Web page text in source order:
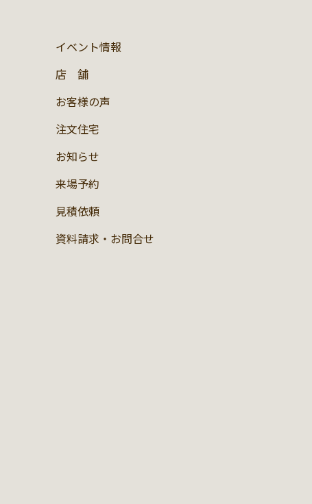
イベント情報
店 舗
お客様の声
注文住宅
お知らせ
来場予約
見積依頼
資料請求・お問合せ